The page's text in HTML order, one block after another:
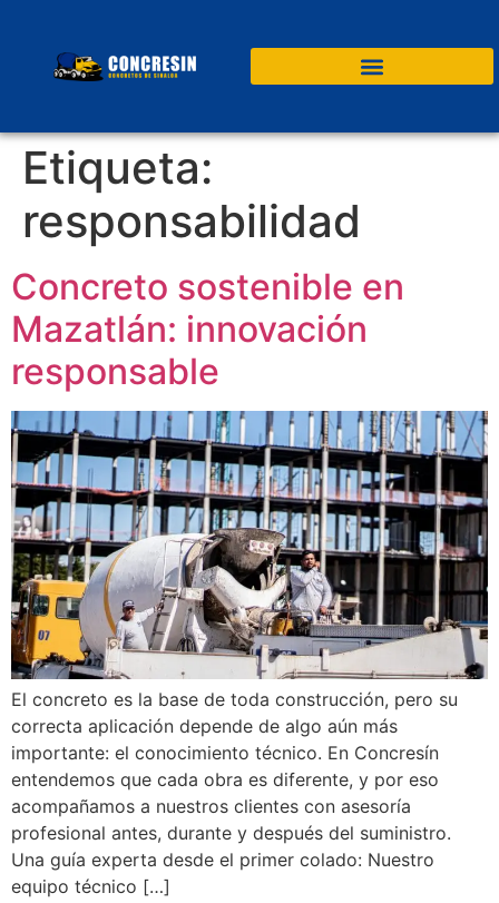
Etiqueta:
responsabilidad
Concreto sostenible en
Mazatlán: innovación
responsable
El concreto es la base de toda construcción, pero su
correcta aplicación depende de algo aún más
importante: el conocimiento técnico. En Concresín
entendemos que cada obra es diferente, y por eso
acompañamos a nuestros clientes con asesoría
profesional antes, durante y después del suministro.
Una guía experta desde el primer colado: Nuestro
equipo técnico […]